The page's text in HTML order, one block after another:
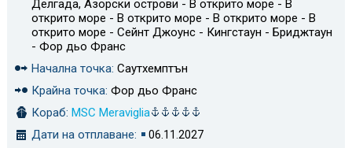
Делгада, Азорски острови - В открито море - В
открито море - В открито море - В открито море - В
открито море - Сейнт Джоунс - Кингстаун - Бриджтаун
- Фор дьо Франс
Начална точка: Саутхемптън
Крайна точка: Фор дьо Франс
Кораб: MSC Meraviglia
Дати на отплаване:
06.11.2027